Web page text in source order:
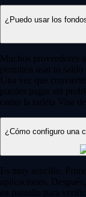
¿Puedo usar los
Muchos proveedores
permiten usar tu saldo
Una vez que
puedes pagar sin
como la tarjeta Visa
¿Cómo configuro una
Es muy sencillo.
aplicaciones.
en pantalla para